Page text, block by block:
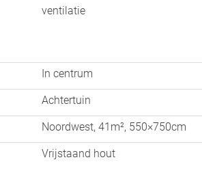
is Augustijnenstraat 4 beslist een
ventilatie
In centrum
Achtertuin
Noordwest, 41m², 550×750cm
Vrijstaand hout